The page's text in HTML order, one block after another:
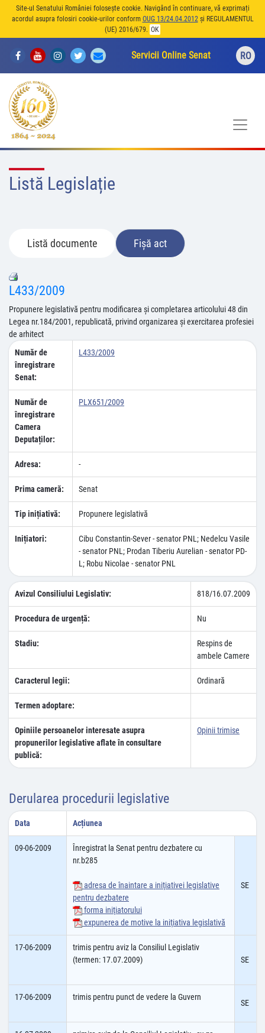
Site-ul Senatului României folosește cookie. Navigând în continuare, vă exprimați
acordul asupra folosiri cookie-urilor conform OUG 13/24.04.2012și REGULAMENTUL
(UE) 2016/679. OK
Servicii Online Senat RO
Listă Legislație
Listă documente Fișă act
L433/2009
Propunere legislativă pentru modificarea şi completarea articolului 48 din
Legea nr.184/2001, republicată, privind organizarea şi exercitarea profesiei
de arhitect
Număr de
înregistrare
Senat:
L433/2009
Număr de
înregistrare
Camera
Deputaților:
PLX651/2009
Adresa: -
Prima cameră: Senat
Tip inițiativă: Propunere legislativă
Inițiatori:
Cibu Constantin-Sever - senator PNL; Nedelcu Vasile
- senator PNL; Prodan Tiberiu Aurelian - senator PD-
L; Robu Nicolae - senator PNL
Avizul Consiliului Legislativ: 818/16.07.2009
Procedura de urgență: Nu
Stadiu:
Respins de
ambele Camere
Caracterul legii: Ordinară
Termen adoptare:
Opiniile persoanelor interesate asupra
propunerilor legislative aflate în consultare
publică:
Opinii trimise
Derularea procedurii legislative
Data Acțiunea
09-06-2009
Înregistrat la Senat pentru dezbatere cu
nr.b285
adresa de înaintare a iniţiativei legislative
pentru dezbatere
forma iniţiatorului
expunerea de motive la iniţiativa legislativă
SE
17-06-2009
trimis pentru aviz la Consiliul Legislativ
(termen: 17.07.2009)
SE
17-06-2009 trimis pentru punct de vedere la Guvern
SE